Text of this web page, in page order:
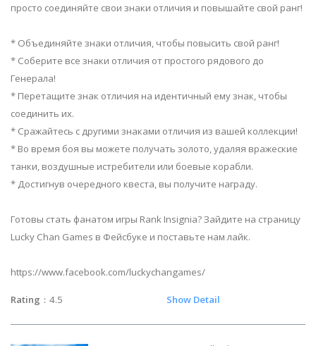
просто соединяйте свои знаки отличия и повышайте свой ранг!
* Объединяйте знаки отличия, чтобы повысить свой ранг!
* Соберите все знаки отличия от простого рядового до
Генерала!
* Перетащите знак отличия на идентичный ему знак, чтобы
соединить их.
* Сражайтесь с другими знаками отличия из вашей коллекции!
* Во время боя вы можете получать золото, удаляя вражеские
танки, воздушные истребители или боевые корабли.
* Достигнув очередного квеста, вы получите награду.
Готовы стать фанатом игры Rank Insignia? Зайдите на страницу
Lucky Chan Games в Фейсбуке и поставьте нам лайк.
https://www.facebook.com/luckychangames/
Rating ：4.5 Show Detail